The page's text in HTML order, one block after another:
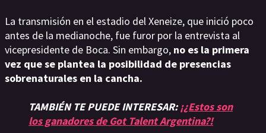
La transmisión en el estadio del Xeneize, que inició poco
antes de la medianoche, fue furor por la entrevista al
vicepresidente de Boca. Sin embargo, no es la primera
vez que se plantea la posibilidad de presencias
sobrenaturales en la cancha.
TAMBIÉN TE PUEDE INTERESAR:¡¿Estos son
los ganadores de Got Talent Argentina?!